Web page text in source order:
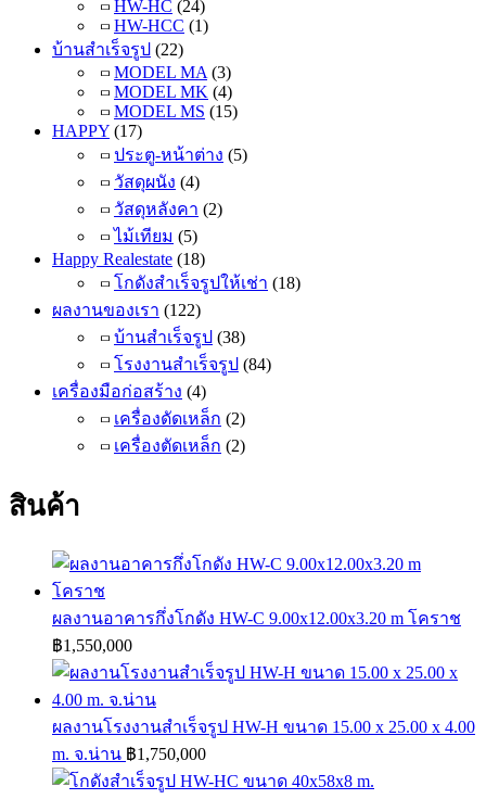
HW-HC (24)
HW-HCC (1)
บ้านสำเร็จรูป (22)
MODEL MA (3)
MODEL MK (4)
MODEL MS (15)
HAPPY (17)
ประตู-หน้าต่าง (5)
วัสดุผนัง (4)
วัสดุหลังคา (2)
ไม้เทียม (5)
Happy Realestate (18)
โกดังสำเร็จรูปให้เช่า (18)
ผลงานของเรา (122)
บ้านสำเร็จรูป (38)
โรงงานสำเร็จรูป (84)
เครื่องมือก่อสร้าง (4)
เครื่องดัดเหล็ก (2)
เครื่องตัดเหล็ก (2)
สินค้า
ผลงานอาคารกึ่งโกดัง HW-C 9.00x12.00x3.20 m โคราช
฿1,550,000
ผลงานโรงงานสำเร็จรูป HW-H ขนาด 15.00 x 25.00 x 4.00
m. จ.น่าน ฿1,750,000